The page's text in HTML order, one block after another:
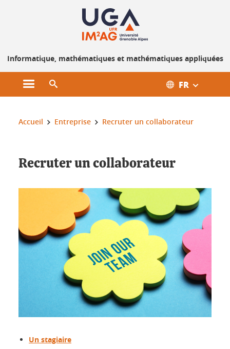
Informatique, mathématiques et mathématiques appliquées
Ouvrir le menu principal FR
Vous êtes ici :
Accueil Entreprise Recruter un collaborateur
Recruter un collaborateur
Un stagiaire